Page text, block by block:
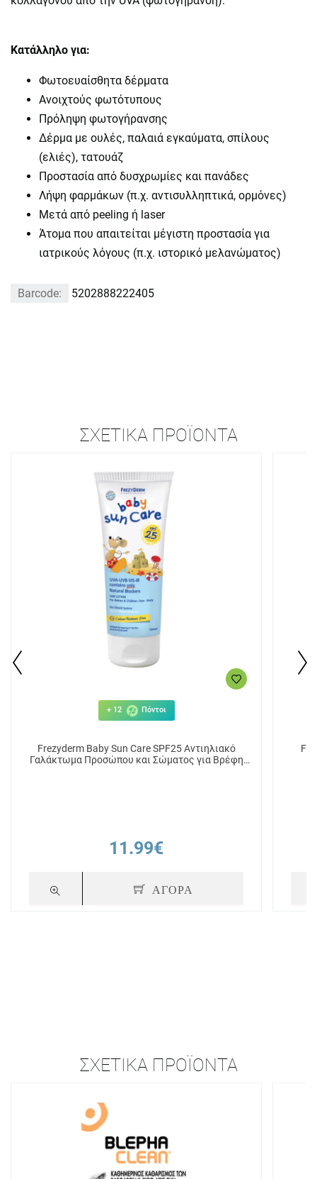
Κατάλληλο για:
Φωτοευαίσθητα δέρματα
Ανοιχτούς φωτότυπους
Πρόληψη φωτογήρανσης
Δέρμα με ουλές, παλαιά εγκαύματα, σπίλους
(ελιές), τατουάζ
Προστασία από δυσχρωμίες και πανάδες
Λήψη φαρμάκων (π.χ. αντισυλληπτικά, ορμόνες)
Μετά από peeling ή laser
Άτομα που απαιτείται μέγιστη προστασία για
ιατρικούς λόγους (π.χ. ιστορικό μελανώματος)
Barcode: 5202888222405
ΣΧΕΤΙΚΆ ΠΡΟΪΌΝΤΑ
+ 12 Πόντοι
Frezyderm Baby Sun Care SPF25 Αντιηλιακό
Γαλάκτωμα Προσώπου και Σώματος για Βρέφη
11.99€
ΑΓΟΡΑ
ΣΧΕΤΙΚΆ ΠΡΟΪΌΝΤΑ